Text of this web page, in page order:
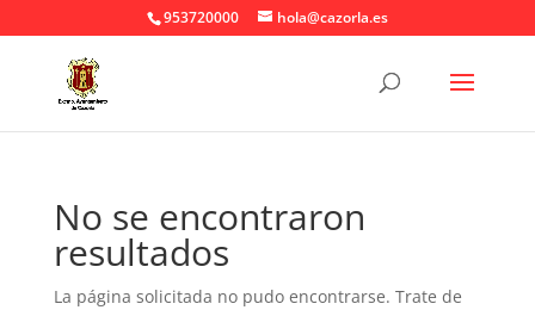
953720000 hola@cazorla.es
No se encontraron
resultados
La página solicitada no pudo encontrarse. Trate de